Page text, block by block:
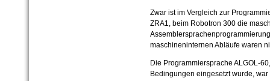
Zwar ist im Vergleich zur
ZRA1, beim Robotron 300 die
maschineninternen Abläufe waren
Die Programmiersprache ALGOL-
Bedingungen eingesetzt wurde,